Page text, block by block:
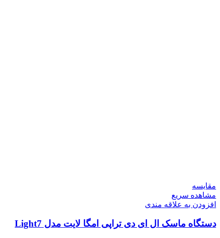
مقایسه
مشاهده سریع
افزودن به علاقه مندی
دستگاه ماسک ال ای دی تراپی امگا لایت مدل Light7